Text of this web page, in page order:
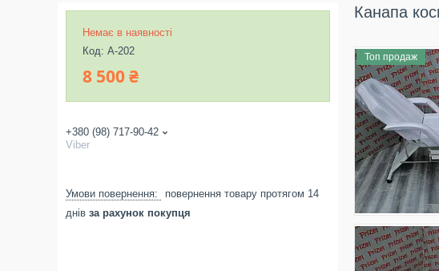
Канапа
Топ продаж
Немає в наявності
Код: А-202
8 500 ₴
+380 (98) 717-90-42
Viber
повернення товару протягом 14
днів за рахунок покупця